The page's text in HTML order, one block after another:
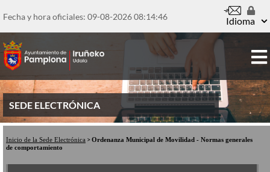
al
principal
Fecha y hora oficiales: 09-08-202608:14:46 Idioma
SEDE ELECTRÓNICA
Inicio de la Sede Electrónica
Ordenanza Municipal de Movilidad - Normas generales
de comportamiento